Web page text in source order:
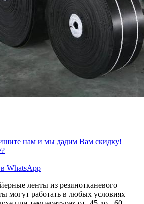
нам и мы дадим Вам скидку!
WhatsApp
ленты из резинотканевого
могут работать в любых условиях